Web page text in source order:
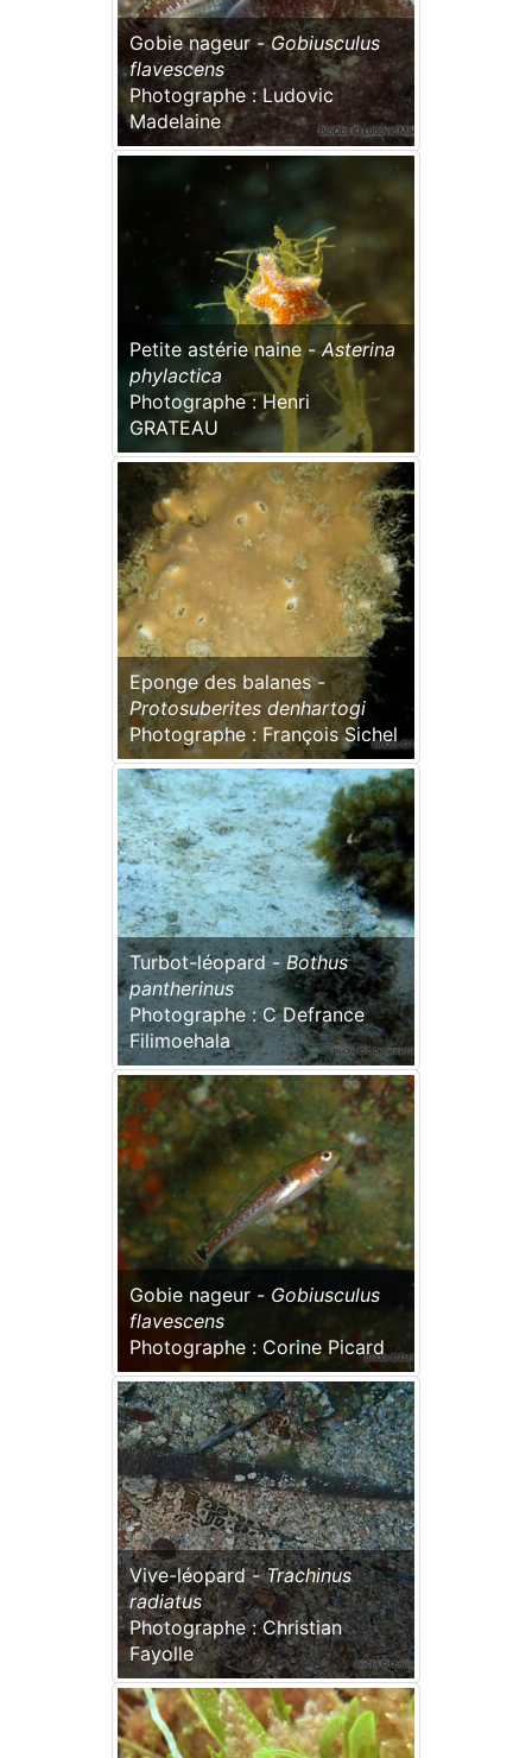
Gobie nageur -Gobiusculus
flavescens
Photographe : Ludovic
Madelaine
Petite astérie naine -Asterina
phylactica
Photographe : Henri
GRATEAU
Eponge des balanes -
Protosuberites denhartogi
Photographe : François Sichel
Turbot-léopard -Bothus
pantherinus
Photographe : C Defrance
Filimoehala
Gobie nageur - Gobiusculus
flavescens
Photographe : Corine Picard
Vive-léopard -Trachinus
radiatus
Photographe : Christian
Fayolle